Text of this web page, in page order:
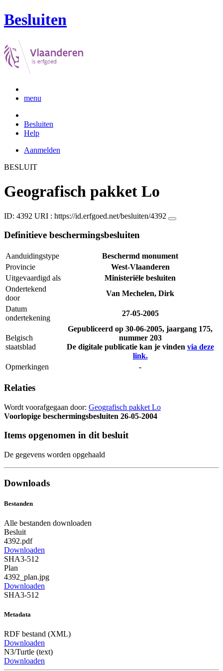
Besluiten
menu
Besluiten
Help
Aanmelden
BESLUIT
Geografisch pakket Lo
ID: 4392 URI : https://id.erfgoed.net/besluiten/4392
Definitieve beschermingsbesluiten
Aanduidingstype
Beschermd monument
Provincie
West-Vlaanderen
Uitgevaardigd als
Ministeriële besluiten
Ondertekend
door
Van Mechelen, Dirk
Datum
ondertekening
27-05-2005
Belgisch
staatsblad
Gepubliceerd op 30-06-2005, jaargang 175,
nummer 203
De digitale publicatie kan je vinden via deze
link.
Opmerkingen
-
Relaties
Wordt voorafgegaan door: Geografisch pakket Lo
Voorlopige beschermingsbesluiten 26-05-2004
Items opgenomen in dit besluit
De gegevens worden opgehaald
Downloads
Bestanden
Alle bestanden downloaden
Besluit
4392.pdf
Downloaden
SHA3-512
Plan
4392_plan.jpg
Downloaden
SHA3-512
Metadata
RDF bestand (XML)
Downloaden
N3/Turtle (text)
Downloaden